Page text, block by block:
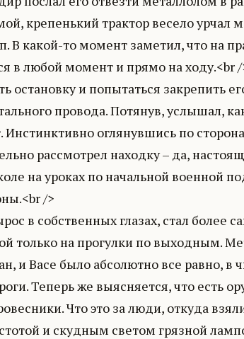
крепенький трактор весело урчал
В какой-то момент заметил, что на
в любой момент и прямо на ходу.<br /
остановку и попытаться закрепить
провода. Потянув, услышал,
Инстинктивно оглянувшись по
рассмотрел находку – да,
на уроках по начальной военной
/>
в собственных глазах, стал
только на прогулки по выходным.
и Васе было абсолютно все равно, в
Теперь же выясняется, что есть
Что это за люди, откуда
и скудным светом грязной